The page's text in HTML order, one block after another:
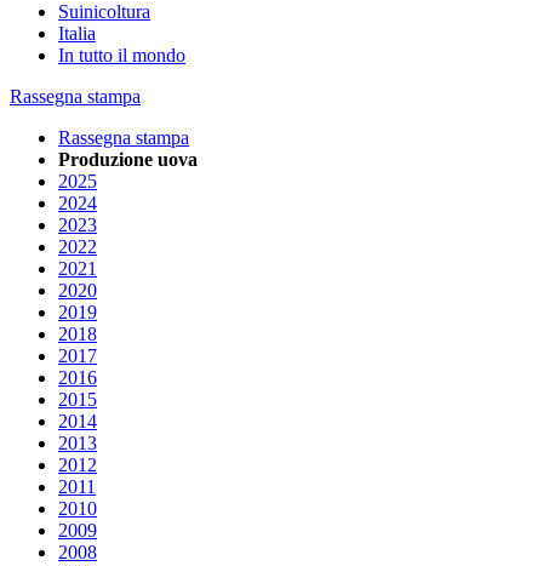
Suinicoltura
Italia
In tutto il mondo
Rassegna stampa
Rassegna stampa
Produzione uova
2025
2024
2023
2022
2021
2020
2019
2018
2017
2016
2015
2014
2013
2012
2011
2010
2009
2008